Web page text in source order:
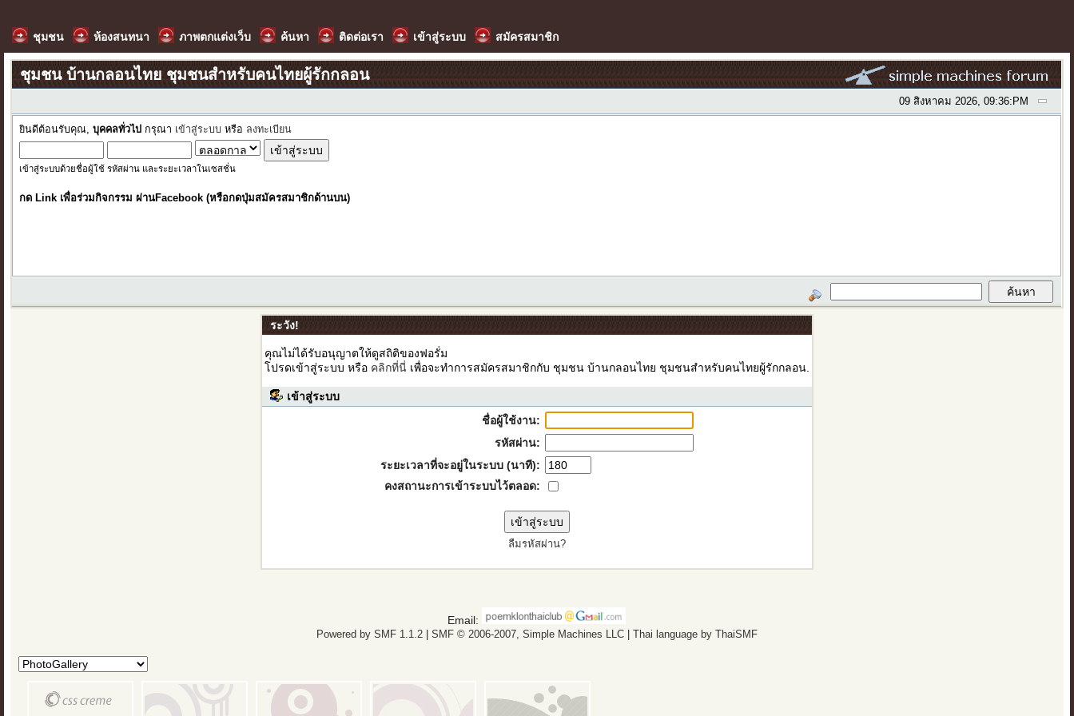
ชุมชน ห้องสนทนา ภาพตกแต่งเว็บ ค้นหา ติดต่อเรา เข้าสู่ระบบ สมัครสมาชิก
ชุมชน บ้านกลอนไทย ชุมชนสำหรับคนไทยผู้รักกลอน
09 สิงหาคม 2026, 09:36:PM
ยินดีต้อนรับคุณ,บุคคลทั่วไป กรุณา เข้าสู่ระบบ หรือ ลงทะเบียน
เข้าสู่ระบบด้วยชื่อผู้ใช้ รหัสผ่าน และระยะเวลาในเซสชั่น
กด Link เพื่อร่วมกิจกรรม ผ่านFacebook (หรือกดปุ่มสมัครสมาชิกด้านบน)
ระวัง!
คุณไม่ได้รับอนุญาตให้ดูสถิติของฟอรั่ม
โปรดเข้าสู่ระบบ หรือ คลิกที่นี่เพื่อจะทำการสมัครสมาชิกกับ ชุมชน บ้านกลอนไทย ชุมชนสำหรับคนไทยผู้รักกลอน.
เข้าสู่ระบบ
ชื่อผู้ใช้งาน:
รหัสผ่าน:
ระยะเวลาที่จะอยู่ในระบบ (นาที):
คงสถานะการเข้าระบบไว้ตลอด:
ลืมรหัสผ่าน?
Email:
Powered by SMF 1.1.2| SMF © 2006-2007, Simple Machines LLC| Thai language by ThaiSMF